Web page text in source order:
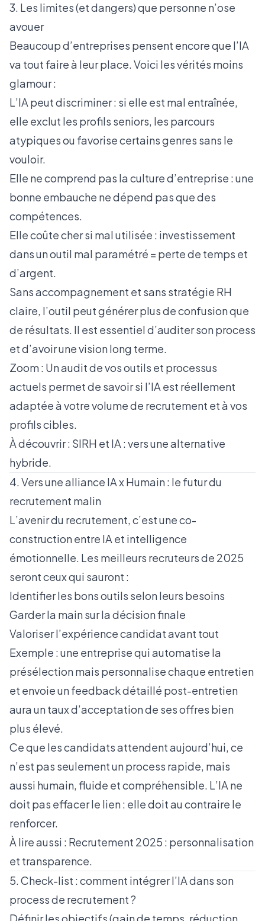
3. Les limites (et dangers) que personne n’ose
avouer
Beaucoup d’entreprises pensent encore que l’IA
va tout faire à leur place. Voici les vérités moins
glamour :
L’IA peut discriminer : si elle est mal entraînée,
elle exclut les profils seniors, les parcours
atypiques ou favorise certains genres sans le
vouloir.
Elle ne comprend pas la culture d’entreprise : une
bonne embauche ne dépend pas que des
compétences.
Elle coûte cher si mal utilisée : investissement
dans un outil mal paramétré = perte de temps et
d’argent.
Sans accompagnement et sans stratégie RH
claire, l’outil peut générer plus de confusion que
de résultats. Il est essentiel d’auditer son process
et d’avoir une vision long terme.
Zoom : Un audit de vos outils et processus
actuels permet de savoir si l’IA est réellement
adaptée à votre volume de recrutement et à vos
profils cibles.
À découvrir : SIRH et IA : vers une alternative
hybride.
4. Vers une alliance IA x Humain : le futur du
recrutement malin
L’avenir du recrutement, c’est une co-
construction entre IA et intelligence
émotionnelle. Les meilleurs recruteurs de 2025
seront ceux qui sauront :
Identifier les bons outils selon leurs besoins
Garder la main sur la décision finale
Valoriser l’expérience candidat avant tout
Exemple : une entreprise qui automatise la
présélection mais personnalise chaque entretien
et envoie un feedback détaillé post-entretien
aura un taux d’acceptation de ses offres bien
plus élevé.
Ce que les candidats attendent aujourd’hui, ce
n’est pas seulement un process rapide, mais
aussi humain, fluide et compréhensible. L’IA ne
doit pas effacer le lien : elle doit au contraire le
renforcer.
À lire aussi : Recrutement 2025 : personnalisation
et transparence.
5. Check-list : comment intégrer l’IA dans son
process de recrutement ?